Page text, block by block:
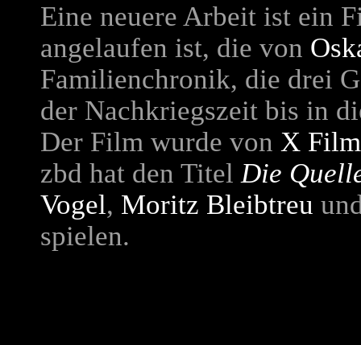
Eine neuere Arbeit ist ein
angelaufen ist, die von
Familienchronik, die drei
der Nachkriegszeit bis in
Der Film wurde von X
zbd hat den TitelDie
Vogel, Moritz Bleibtreu
spielen.